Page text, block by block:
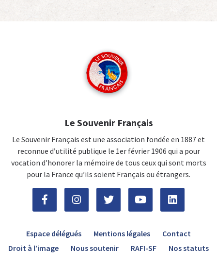
Le Souvenir Français
Le Souvenir Français est une association fondée en 1887 et
reconnue d’utilité publique le 1er février 1906 qui a pour
vocation d'honorer la mémoire de tous ceux qui sont morts
pour la France qu’ils soient Français ou étrangers.
Espace délégués Mentions légales
Contact
Droit à l’image
Nous soutenir RAFI-SF Nos statuts